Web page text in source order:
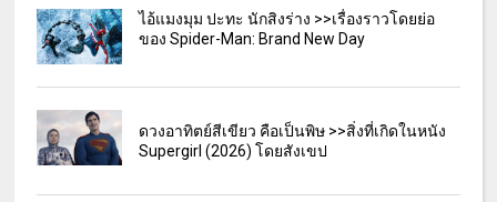
ไอ้แมงมุม ปะทะ นักสิงร่าง >>เรื่องราวโดยย่อ
ของ Spider-Man: Brand New Day
ดวงอาทิตย์สีเขียว คือเป็นพิษ >>สิ่งที่เกิดในหนัง
Supergirl (2026) โดยสังเขป